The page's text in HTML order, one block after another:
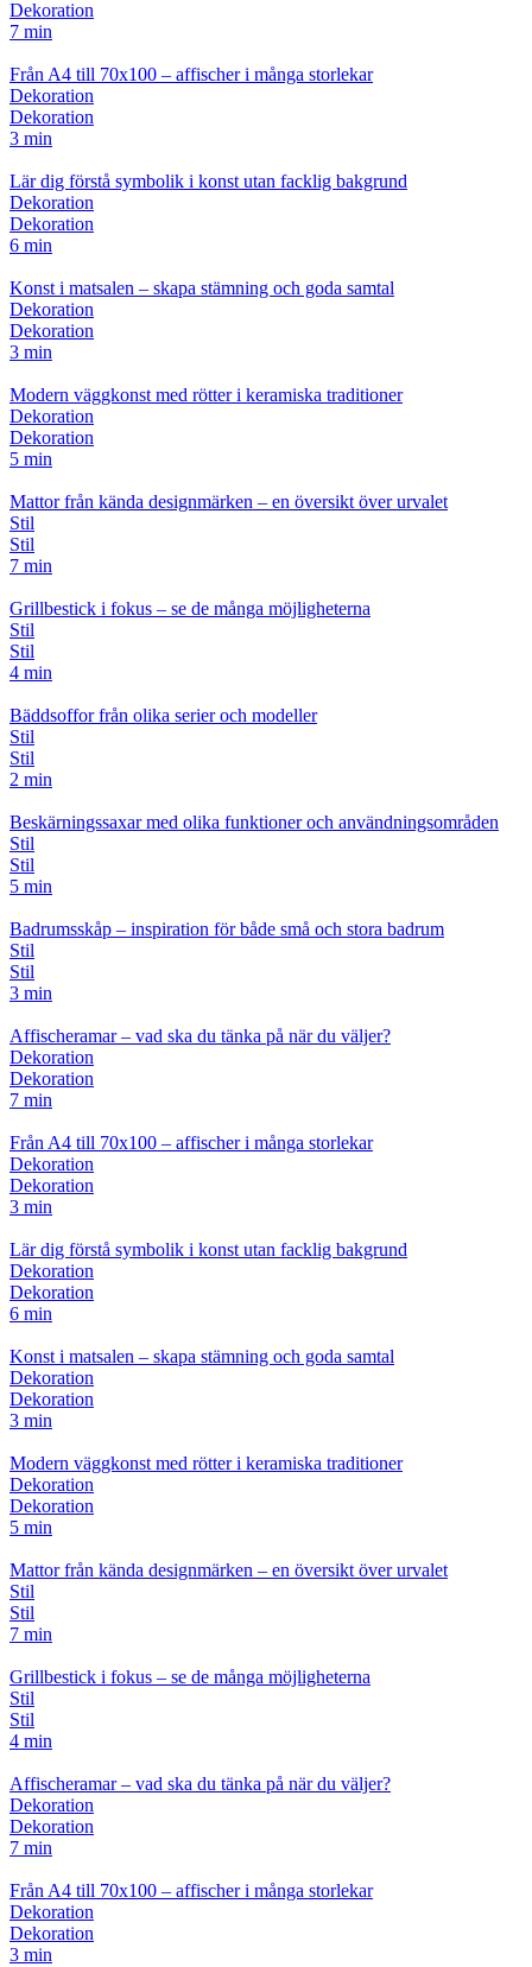
Dekoration
7 min
Från A4 till 70x100 – affischer i många storlekar
Dekoration
Dekoration
3 min
Lär dig förstå symbolik i konst utan facklig bakgrund
Dekoration
Dekoration
6 min
Konst i matsalen – skapa stämning och goda samtal
Dekoration
Dekoration
3 min
Modern väggkonst med rötter i keramiska traditioner
Dekoration
Dekoration
5 min
Mattor från kända designmärken – en översikt över urvalet
Stil
Stil
7 min
Grillbestick i fokus – se de många möjligheterna
Stil
Stil
4 min
Bäddsoffor från olika serier och modeller
Stil
Stil
2 min
Beskärningssaxar med olika funktioner och användningsområden
Stil
Stil
5 min
Badrumsskåp – inspiration för både små och stora badrum
Stil
Stil
3 min
Affischeramar – vad ska du tänka på när du väljer?
Dekoration
Dekoration
7 min
Från A4 till 70x100 – affischer i många storlekar
Dekoration
Dekoration
3 min
Lär dig förstå symbolik i konst utan facklig bakgrund
Dekoration
Dekoration
6 min
Konst i matsalen – skapa stämning och goda samtal
Dekoration
Dekoration
3 min
Modern väggkonst med rötter i keramiska traditioner
Dekoration
Dekoration
5 min
Mattor från kända designmärken – en översikt över urvalet
Stil
Stil
7 min
Grillbestick i fokus – se de många möjligheterna
Stil
Stil
4 min
Affischeramar – vad ska du tänka på när du väljer?
Dekoration
Dekoration
7 min
Från A4 till 70x100 – affischer i många storlekar
Dekoration
Dekoration
3 min